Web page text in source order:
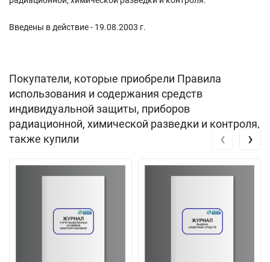
Введены в действие - 19.08.2003 г.
Покупатели, которые приобрели Правила
использования и содержания средств
индивидуальной защиты, приборов
радиационной, химической разведки и контроля,
также купили
‹ ›